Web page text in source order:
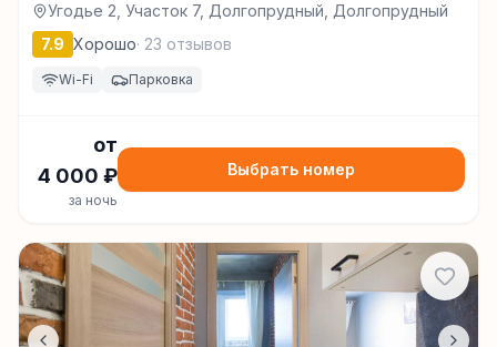
Угодье 2, Участок 7, Долгопрудный, Долгопрудный
7.9 Хорошо· 23 отзывов
Wi-Fi Парковка
от
4 000 ₽
за ночь
Выбрать номер